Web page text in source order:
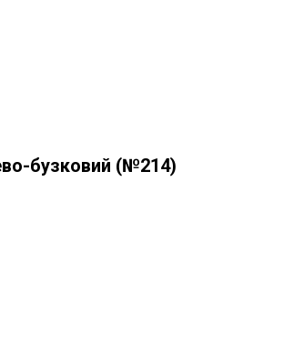
бузковий (№214)